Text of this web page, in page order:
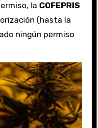
la COFEPRIS
(hasta la
ningún permiso